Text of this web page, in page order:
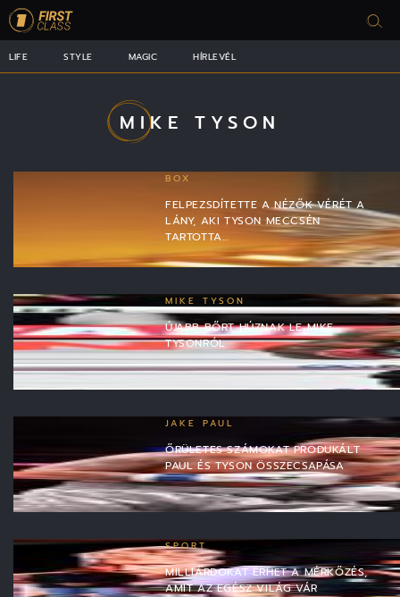
LIFE STYLE MAGIC HÍRLEVÉL
MIKE TYSON
BOX
FELPEZSDÍTETTE A NÉZŐK VÉRÉT A
LÁNY, AKI TYSON MECCSÉN
TARTOTTA…
MIKE TYSON
ÚJABB BŐRT HÚZNAK LE MIKE
TYSONRÓL
JAKE PAUL
ŐRÜLETES SZÁMOKAT PRODUKÁLT
PAUL ÉS TYSON ÖSSZECSAPÁSA
SPORT
MILLIÁRDOKAT ÉRHET A MÉRKŐZÉS,
AMIT AZ EGÉSZ VILÁG VÁR